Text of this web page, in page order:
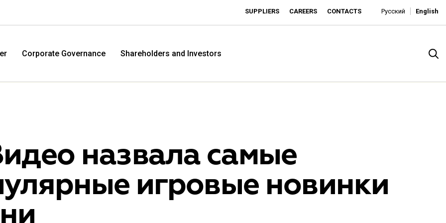
SUPPLIERS CAREERS CONTACTS Русский English
M.Video
M.Video is developing as a universal retailer in the
Corporate Governance Shareholders and Investors
назвала самые
игровые новинки